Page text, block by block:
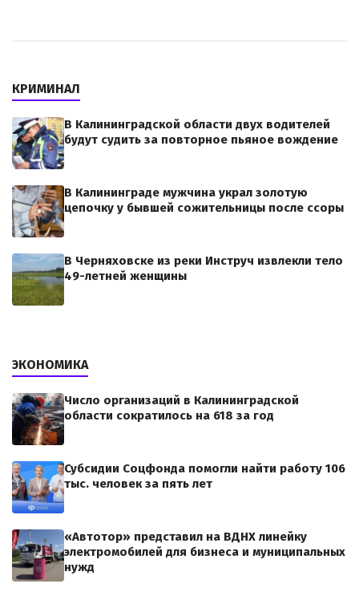
КРИМИНАЛ
В Калининградской области двух водителей
будут судить за повторное пьяное вождение
В Калининграде мужчина украл золотую
цепочку у бывшей сожительницы после ссоры
В Черняховске из реки Инструч извлекли тело
49-летней женщины
ЭКОНОМИКА
Число организаций в Калининградской
области сократилось на 618 за год
Субсидии Соцфонда помогли найти работу 106
тыс. человек за пять лет
«Автотор» представил на ВДНХ линейку
электромобилей для бизнеса и муниципальных
нужд